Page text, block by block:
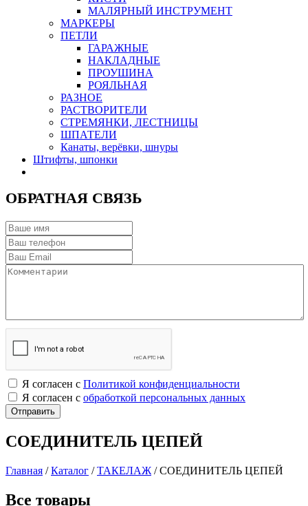
МАЛЯРНЫЙ ИНСТРУМЕНТ
МАРКЕРЫ
ПЕТЛИ
ГАРАЖНЫЕ
НАКЛАДНЫЕ
ПРОУШИНА
РОЯЛЬНАЯ
РАЗНОЕ
РАСТВОРИТЕЛИ
СТРЕМЯНКИ, ЛЕСТНИЦЫ
ШПАТЕЛИ
Канаты, верёвки, шнуры
Штифты, шпонки
ОБРАТНАЯ СВЯЗЬ
Я согласен с Политикой конфиденциальности
Я согласен с обработкой персональных данных
СОЕДИНИТЕЛЬ ЦЕПЕЙ
Главная /Каталог /ТАКЕЛАЖ /СОЕДИНИТЕЛЬ ЦЕПЕЙ
Все товары